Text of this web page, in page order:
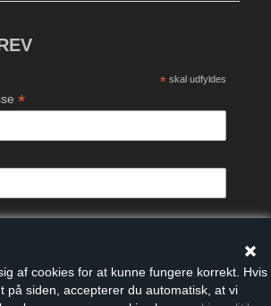
af cookies for at kunne fungere korrekt. Hvis
på siden, accepterer du automatisk, at vi
* skal udfyldes
*